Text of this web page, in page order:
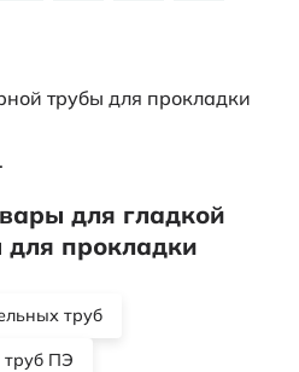
трубы для прокладки
для гладкой
прокладки
труб
труб ПЭ